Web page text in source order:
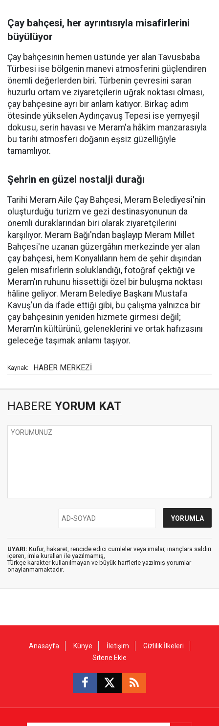
Çay bahçesi, her ayrıntısıyla misafirlerini
büyülüyor
Çay bahçesinin hemen üstünde yer alan Tavusbaba
Türbesi ise bölgenin manevi atmosferini güçlendiren
önemli değerlerden biri. Türbenin çevresini saran
huzurlu ortam ve ziyaretçilerin uğrak noktası olması,
çay bahçesine ayrı bir anlam katıyor. Birkaç adım
ötesinde yükselen Aydınçavuş Tepesi ise yemyeşil
dokusu, serin havası ve Meram'a hâkim manzarasıyla
bu tarihi atmosferi doğanın eşsiz güzelliğiyle
tamamlıyor.
Şehrin en güzel nostalji durağı
Tarihi Meram Aile Çay Bahçesi, Meram Belediyesi'nin
oluşturduğu turizm ve gezi destinasyonunun da
önemli duraklarından biri olarak ziyaretçilerini
karşılıyor. Meram Bağı'ndan başlayıp Meram Millet
Bahçesi'ne uzanan güzergâhın merkezinde yer alan
çay bahçesi, hem Konyalıların hem de şehir dışından
gelen misafirlerin soluklandığı, fotoğraf çektiği ve
Meram'ın ruhunu hissettiği özel bir buluşma noktası
hâline geliyor. Meram Belediye Başkanı Mustafa
Kavuş'un da ifade ettiği gibi, bu çalışma yalnızca bir
çay bahçesinin yeniden hizmete girmesi değil;
Meram'ın kültürünü, geleneklerini ve ortak hafızasını
geleceğe taşımak anlamı taşıyor.
Kaynak: HABER MERKEZİ
HABERE YORUM KAT
UYARI: Küfür, hakaret, rencide edici cümleler veya imalar, inançlara saldırı
içeren, imla kuralları ile yazılmamış,
Türkçe karakter kullanılmayan ve büyük harflerle yazılmış yorumlar
onaylanmamaktadır.
Anasayfa Künye İletişim
Gizlilik İlkeleri
Sitene Ekle